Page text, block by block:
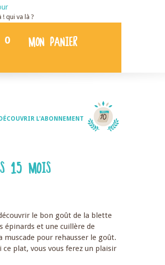
! qui va là ?
0 MON PANIER
DÉCOUVRIR L'ABONNEMENT
15 MOIS
le bon goût de la blette
épinards et une cuillère de
pour rehausser le goût.
plat, vous vous ferez un plaisir